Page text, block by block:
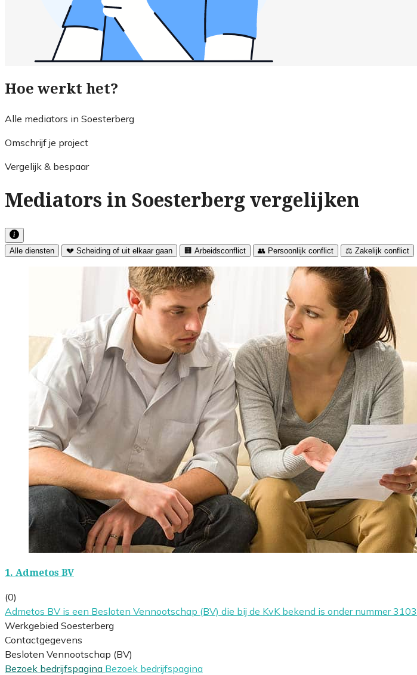
Hoe werkt het?
Alle mediators in Soesterberg
Omschrijf je project
Vergelijk & bespaar
Mediators in Soesterberg vergelijken
Alle diensten 💔 Scheiding of uit elkaar gaan 🏢 Arbeidsconflict 👥 Persoonlijk conflict ⚖️ Zakelijk conflict
1. Admetos BV
(0)
Admetos BV is een Besloten Vennootschap (BV) die bij de KvK bekend is onder nummer
Werkgebied Soesterberg
Contactgegevens
Besloten Vennootschap (BV)
Bezoek bedrijfspagina Bezoek bedrijfspagina